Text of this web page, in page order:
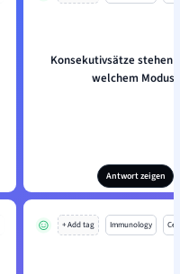
Konsekutivsätze stehen
welchem Modus?
Antwort zeigen
+ Add tag Immunology